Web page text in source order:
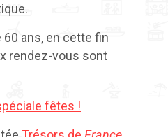
60 ans, en cette fin
rendez-vous sont
fêtes !